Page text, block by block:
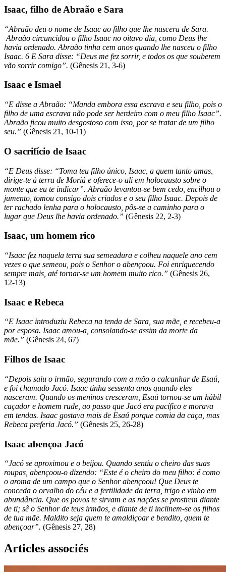
Isaac, filho de Abraão e Sara
“Abraão deu o nome de Isaac ao filho que lhe nascera de Sara.
Abraão circuncidou o filho Isaac no oitavo dia, como Deus lhe
havia ordenado. Abraão tinha cem anos quando lhe nasceu o filho
Isaac. 6 E Sara disse: “Deus me fez sorrir, e todos os que souberem
vão sorrir comigo”. (Gênesis 21, 3-6)
Isaac e Ismael
“E disse a Abraão: “Manda embora essa escrava e seu filho, pois o
filho de uma escrava não pode ser herdeiro com o meu filho Isaac”.
Abraão ficou muito desgostoso com isso, por se tratar de um filho
seu.” (Gênesis 21, 10-11)
O sacrifício de Isaac
“E Deus disse: “Toma teu filho único, Isaac, a quem tanto amas,
dirige-te à terra de Moriá e oferece-o ali em holocausto sobre o
monte que eu te indicar”. Abraão levantou-se bem cedo, encilhou o
jumento, tomou consigo dois criados e o seu filho Isaac. Depois de
ter rachado lenha para o holocausto, pôs-se a caminho para o
lugar que Deus lhe havia ordenado.” (Gênesis 22, 2-3)
Isaac, um homem rico
“Isaac fez naquela terra sua semeadura e colheu naquele ano cem
vezes o que semeou, pois o Senhor o abençoou. Foi enriquecendo
sempre mais, até tornar-se um homem muito rico.” (Gênesis 26,
12-13)
Isaac e Rebeca
“E Isaac introduziu Rebeca na tenda de Sara, sua mãe, e recebeu-a
por esposa. Isaac amou-a, consolando-se assim da morte da
mãe.” (Gênesis 24, 67)
Filhos de Isaac
“Depois saiu o irmão, segurando com a mão o calcanhar de Esaú,
e foi chamado Jacó. Isaac tinha sessenta anos quando eles
nasceram. Quando os meninos cresceram, Esaú tornou-se um hábil
caçador e homem rude, ao passo que Jacó era pacífico e morava
em tendas. Isaac gostava mais de Esaú porque comia da caça, mas
Rebeca preferia Jacó.” (Gênesis 25, 26-28)
Isaac abençoa Jacó
“Jacó se aproximou e o beijou. Quando sentiu o cheiro das suas
roupas, abençoou-o dizendo: “Este é o cheiro do meu filho: é como
o aroma de um campo que o Senhor abençoou! Que Deus te
conceda o orvalho do céu e a fertilidade da terra, trigo e vinho em
abundância. Que os povos te sirvam e as nações se prostrem diante
de ti; sê o Senhor de teus irmãos, e diante de ti inclinem-se os filhos
de tua mãe. Maldito seja quem te amaldiçoar e bendito, quem te
abençoar”. (Gênesis 27, 28)
Articles associés